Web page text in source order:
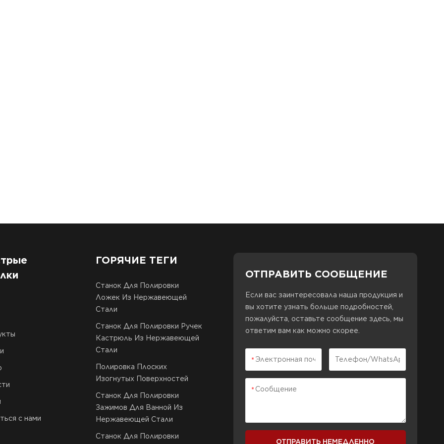
с нами
ГОРЯЧИЕ ТЕГИ
Станок Для Полировки
Ложек Из Нержавеющей
Стали
Станок Для Полировки Ручек
Кастрюль Из Нержавеющей
Стали
Полировка Плоских
Изогнутых Поверхностей
Станок Для Полировки
Зажимов Для Ванной Из
Нержавеющей Стали
Станок Для Полировки
ОТПРАВИТЬ СООБЩЕНИЕ
Если вас заинтересовала наша продукция и
вы хотите узнать больше подробностей,
пожалуйста, оставьте сообщение здесь, мы
ответим вам как можно скорее.
ОТПРАВИТЬ НЕМЕДЛЕННО